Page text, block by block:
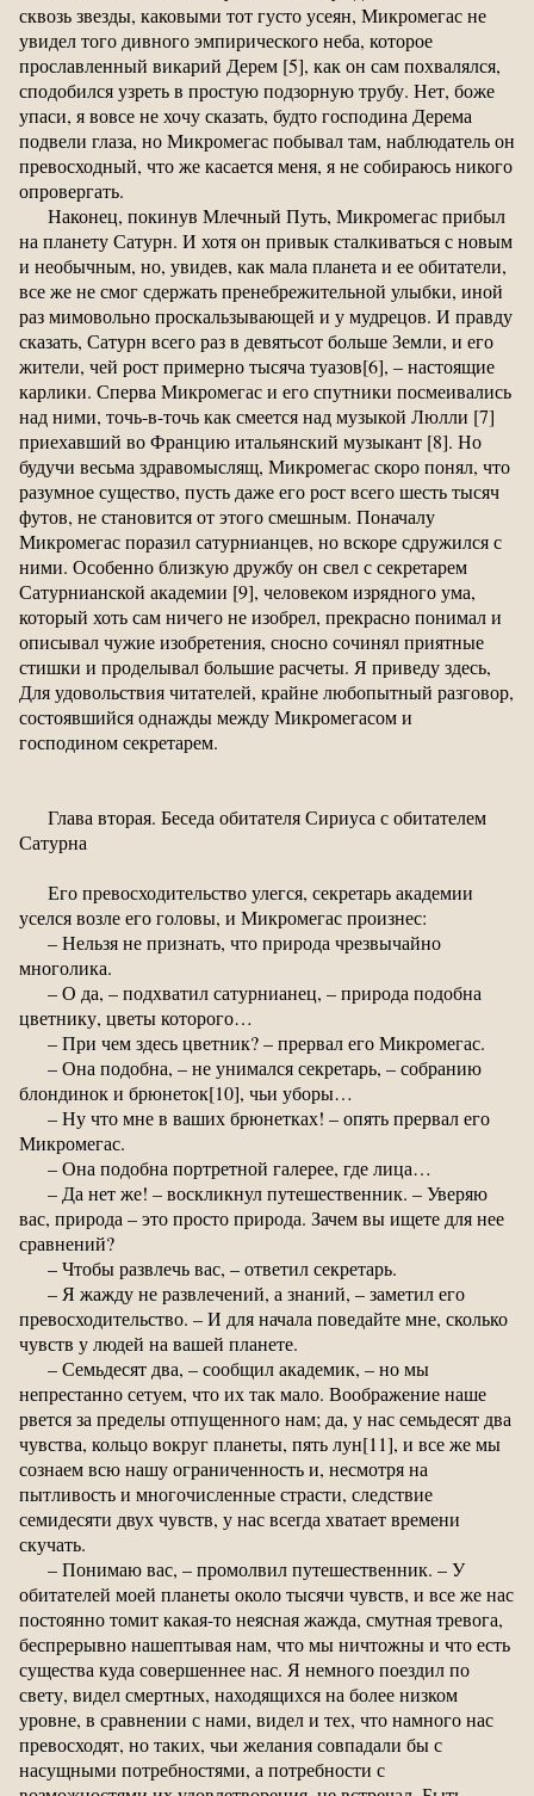
сквозь звезды, каковыми тот густо усеян, Микромегас не
увидел того дивного эмпирического неба, которое
прославленный викарий Дерем [5], как он сам похвалялся,
сподобился узреть в простую подзорную трубу. Нет, боже
упаси, я вовсе не хочу сказать, будто господина Дерема
подвели глаза, но Микромегас побывал там, наблюдатель он
превосходный, что же касается меня, я не собираюсь никого
опровергать.
Наконец, покинув Млечный Путь, Микромегас прибыл
на планету Сатурн. И хотя он привык сталкиваться с новым
и необычным, но, увидев, как мала планета и ее обитатели,
все же не смог сдержать пренебрежительной улыбки, иной
раз мимовольно проскальзывающей и у мудрецов. И правду
сказать, Сатурн всего раз в девятьсот больше Земли, и его
жители, чей рост примерно тысяча туазов[6], – настоящие
карлики. Сперва Микромегас и его спутники посмеивались
над ними, точь-в-точь как смеется над музыкой Люлли [7]
приехавший во Францию итальянский музыкант [8]. Но
будучи весьма здравомыслящ, Микромегас скоро понял, что
разумное существо, пусть даже его рост всего шесть тысяч
футов, не становится от этого смешным. Поначалу
Микромегас поразил сатурнианцев, но вскоре сдружился с
ними. Особенно близкую дружбу он свел с секретарем
Сатурнианской академии [9], человеком изрядного ума,
который хоть сам ничего не изобрел, прекрасно понимал и
описывал чужие изобретения, сносно сочинял приятные
стишки и проделывал большие расчеты. Я приведу здесь,
Для удовольствия читателей, крайне любопытный разговор,
состоявшийся однажды между Микромегасом и
господином секретарем.
Глава вторая. Беседа обитателя Сириуса с обитателем
Сатурна
Его превосходительство улегся, секретарь академии
уселся возле его головы, и Микромегас произнес:
– Нельзя не признать, что природа чрезвычайно
многолика.
– О да, – подхватил сатурнианец, – природа подобна
цветнику, цветы которого…
– При чем здесь цветник? – прервал его Микромегас.
– Она подобна, – не унимался секретарь, – собранию
блондинок и брюнеток[10], чьи уборы…
– Ну что мне в ваших брюнетках! – опять прервал его
Микромегас.
– Она подобна портретной галерее, где лица…
– Да нет же! – воскликнул путешественник. – Уверяю
вас, природа – это просто природа. Зачем вы ищете для нее
сравнений?
– Чтобы развлечь вас, – ответил секретарь.
– Я жажду не развлечений, а знаний, – заметил его
превосходительство. – И для начала поведайте мне, сколько
чувств у людей на вашей планете.
– Семьдесят два, – сообщил академик, – но мы
непрестанно сетуем, что их так мало. Воображение наше
рвется за пределы отпущенного нам; да, у нас семьдесят два
чувства, кольцо вокруг планеты, пять лун[11], и все же мы
сознаем всю нашу ограниченность и, несмотря на
пытливость и многочисленные страсти, следствие
семидесяти двух чувств, у нас всегда хватает времени
скучать.
– Понимаю вас, – промолвил путешественник. – У
обитателей моей планеты около тысячи чувств, и все же нас
постоянно томит какая-то неясная жажда, смутная тревога,
беспрерывно нашептывая нам, что мы ничтожны и что есть
существа куда совершеннее нас. Я немного поездил по
свету, видел смертных, находящихся на более низком
уровне, в сравнении с нами, видел и тех, что намного нас
превосходят, но таких, чьи желания совпадали бы с
насущными потребностями, а потребности с